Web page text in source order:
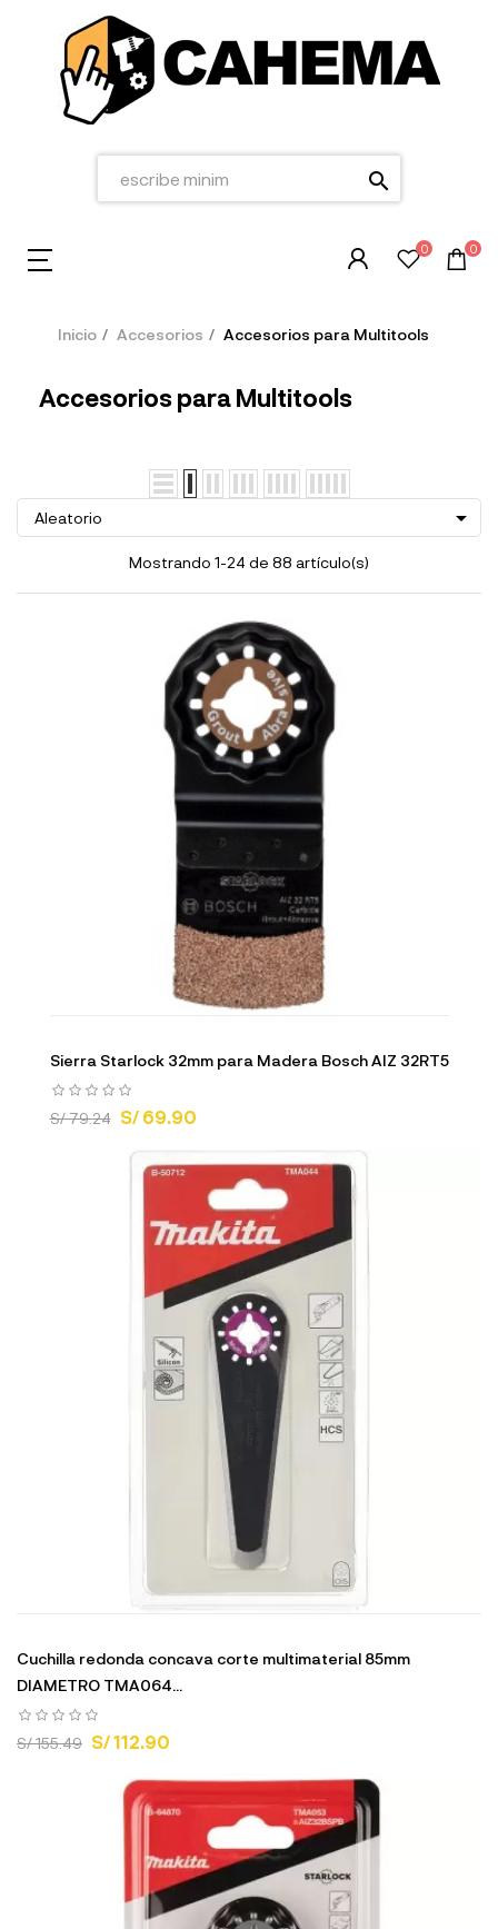
search
0 0
Inicio Accesorios Accesorios para Multitools
Accesorios para Multitools
Aleatorio 
Mostrando 1-24 de 88 artículo(s)
Sierra Starlock 32mm para Madera Bosch AIZ 32RT5
S/ 79.24 S/ 69.90
Cuchilla redonda concava corte multimaterial 85mm
DIAMETRO TMA064...
S/ 155.49 S/ 112.90